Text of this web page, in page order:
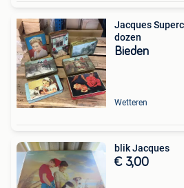
Jacques
dozen
Bieden
Wetteren
blik Jacques
€ 3,00